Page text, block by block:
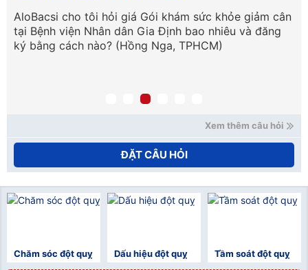
AloBacsi cho tôi hỏi giá Gói khám sức khỏe giảm cân
tại Bệnh viện Nhân dân Gia Định bao nhiêu và đăng
ký bằng cách nào? (Hồng Nga, TPHCM)
Xem thêm câu hỏi
ĐẶT CÂU HỎI
Chăm sóc đột quỵ Dấu hiệu đột quỵ Tầm soát đột quỵ